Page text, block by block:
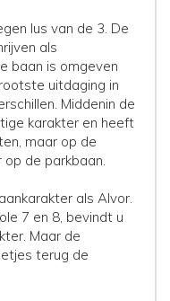
lus van de 3. De
als
baan is omgeven
uitdaging in
Middenin de
karakter en heeft
maar op de
de parkbaan.
als Alvor.
7 en 8, bevindt u
Maar de
terug de